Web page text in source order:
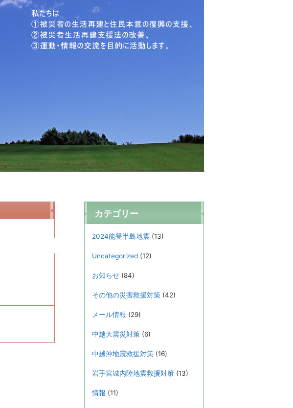
カテゴリー
2024能登半島地震 (13)
Uncategorized (12)
お知らせ (84)
その他の災害救援対策 (42)
メール情報 (29)
中越大震災対策 (6)
中越沖地震救援対策 (16)
岩手宮城内陸地震救援対策 (13)
情報 (11)